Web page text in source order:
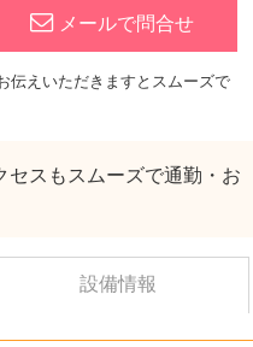
メールで問合せ
伝えいただきますとスムーズで
セスもスムーズで通勤・お
設備情報